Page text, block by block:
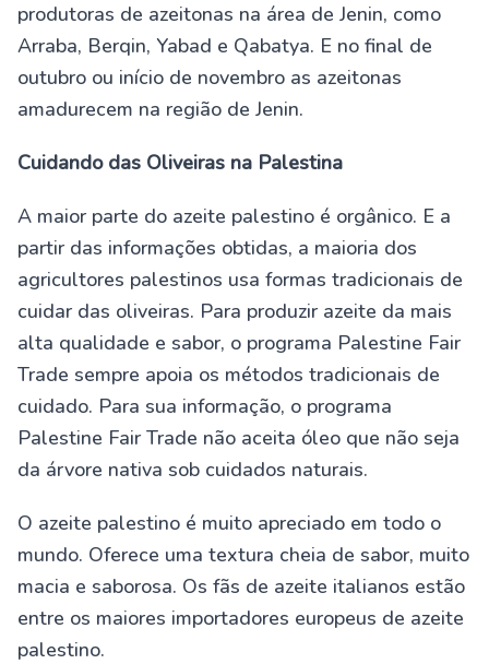
produtoras de azeitonas na área de Jenin, como
Arraba, Berqin, Yabad e Qabatya. E no final de
outubro ou início de novembro as azeitonas
amadurecem na região de Jenin.
Cuidando das Oliveiras na Palestina
A maior parte do azeite palestino é orgânico. E a
partir das informações obtidas, a maioria dos
agricultores palestinos usa formas tradicionais de
cuidar das oliveiras. Para produzir azeite da mais
alta qualidade e sabor, o programa Palestine Fair
Trade sempre apoia os métodos tradicionais de
cuidado. Para sua informação, o programa
Palestine Fair Trade não aceita óleo que não seja
da árvore nativa sob cuidados naturais.
O azeite palestino é muito apreciado em todo o
mundo. Oferece uma textura cheia de sabor, muito
macia e saborosa. Os fãs de azeite italianos estão
entre os maiores importadores europeus de azeite
palestino.